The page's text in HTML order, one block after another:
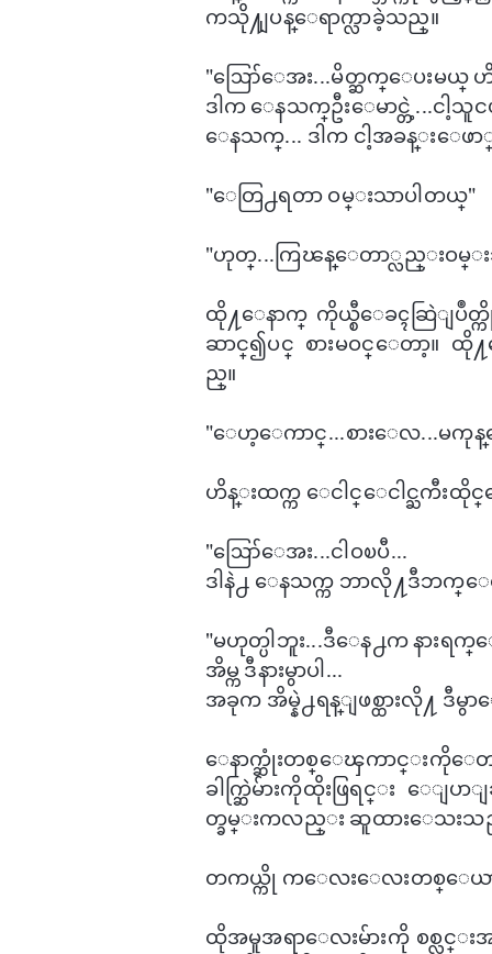
ကသို႔ျပန္​ေရာက္လာခဲ့သည္။
"ဪ​ေအး...မိတ္ဆက္​ေပးမယ္
ဒါက ​ေနသက္ဦး​ေမာင္တဲ့...ငါ့သူင
ေနသက္... ဒါက ငါ့အခန္း​ေဖ
"​​​ေတြ႕ရတာ ဝမ္းသာပါတယ္"
"ဟုတ္...ကြၽန္​ေတာ္လည္းဝမ္
ထို႔​ေနာက္ ကိုယ္စီ​ေခၚဆြဲျပဳ
ဆာင္၍ပင္ စားမဝင္​ေတာ့။
ည္။
"​ေဟ့​ေကာင္...စား​ေလ...မကု
ဟိန္းထက္က ​​ေငါင္​ေငါင္ႀကီး
"ဪ​ေအး...ငါဝၿပီ...
ဒါနဲ႕ ​ေနသက္က ဘာလို႔ဒီဘက္​ေ
"မဟုတ္ပါဘူး...ဒီ​ေန႕က နားရ
အိမ္က ဒီနားမွာပါ...
အခုက အိမ္နဲ႕ရန္ျဖစ္ထားလို႔ ​ဒီမွ
ေနာက္ဆုံးတစ္​ေၾကာင္းကို​​ေတ
ခါက္ဆြဲမ်ားကိုထိုးဖြရင္း ​ေျ
တ္ခမ္းကလည္း ဆူထား​ေသးသ
တကယ္ကို က​ေလး​ေလးတစ္​ေယာ
ထိုအမူအရာ​ေလးမ်ားကို စစ္လ